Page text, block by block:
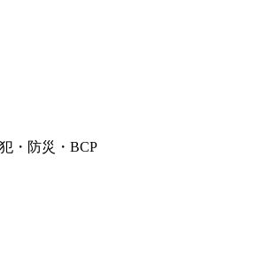
・防災・BCP